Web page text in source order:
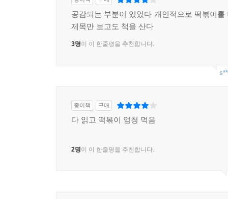
공감되는 부분이 있었다 개인적으로 떡볶이를
제목만 보고도 책을 산다
3명이 이 한줄평을 추천합니다.
종이책 구매
다 읽고 떡볶이 엄청 먹음
2명이 이 한줄평을 추천합니다.